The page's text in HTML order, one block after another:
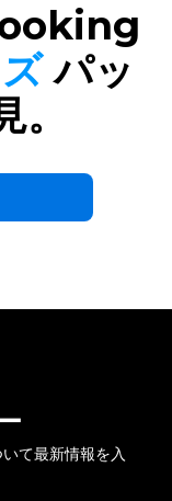
ズパッ
て最新情報を入